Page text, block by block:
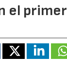
el primer